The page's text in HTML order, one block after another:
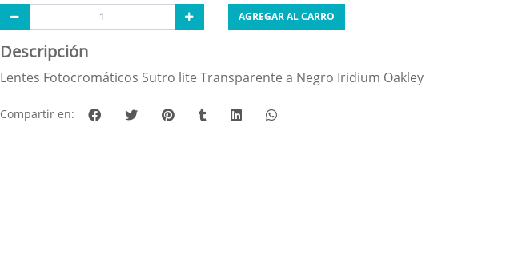
AGREGAR AL CARRO
Descripción
Lentes Fotocromáticos Sutro lite Transparente a Negro Iridium Oakley
Compartir en: